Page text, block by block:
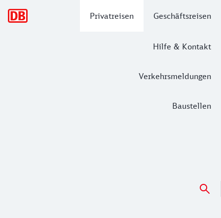
Privatreisen Geschäftsreisen
Hilfe & Kontakt
Verkehrsmeldungen
Baustellen